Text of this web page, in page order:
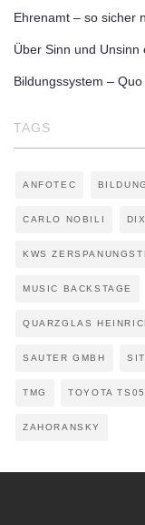
Ehrenamt – so sicher
Über Sinn und
Bildungssystem –
TAGS
ANFOTEC
CARLO NOBILI
KWS
MUSIC BACKSTAGE
QUARZGLAS
SAUTER GMBH
TMG TOYOTA
ZAHORANSKY